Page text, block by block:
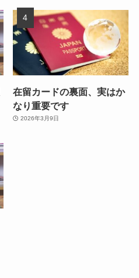
在留カードの裏面、実はか
なり重要です
2026年3月9日